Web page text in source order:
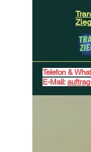
Telefon &
E-Mail: